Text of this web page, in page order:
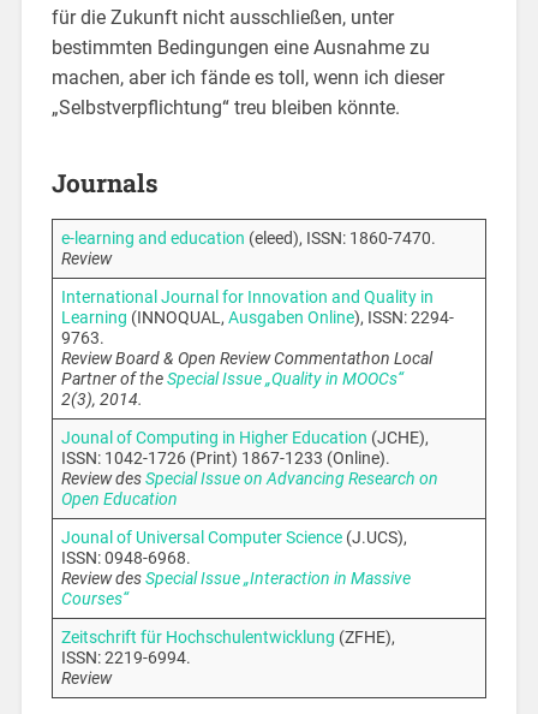
für die Zukunft nicht ausschließen, unter
bestimmten Bedingungen eine Ausnahme zu
machen, aber ich fände es toll, wenn ich dieser
„Selbstverpflichtung“ treu bleiben könnte.
Journals
e-learning and education (eleed), ISSN: 1860-7470.
Review
International Journal for Innovation and Quality in
Learning (INNOQUAL, Ausgaben Online), ISSN: 2294-
9763.
Review Board & Open Review Commentathon Local
Partner of theSpecial Issue „Quality in MOOCs“
2(3), 2014.
Jounal of Computing in Higher Education (JCHE),
ISSN: 1042-1726 (Print) 1867-1233 (Online).
Review desSpecial Issue on Advancing Research on
Open Education
Jounal of Universal Computer Science(J.UCS),
ISSN: 0948-6968.
Review desSpecial Issue „Interaction in Massive
Courses“
Zeitschrift für Hochschulentwicklung (ZFHE),
ISSN: 2219-6994.
Review